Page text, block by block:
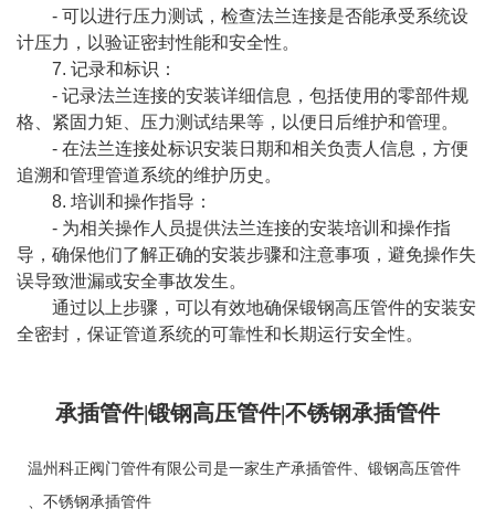
- 可以进行压力测试，检查法兰连接是否能承受系统设
计压力，以验证密封性能和安全性。
7. 记录和标识：
- 记录法兰连接的安装详细信息，包括使用的零部件规
格、紧固力矩、压力测试结果等，以便日后维护和管理。
- 在法兰连接处标识安装日期和相关负责人信息，方便
追溯和管理管道系统的维护历史。
8. 培训和操作指导：
- 为相关操作人员提供法兰连接的安装培训和操作指
导，确保他们了解正确的安装步骤和注意事项，避免操作失
误导致泄漏或安全事故发生。
通过以上步骤，可以有效地确保锻钢高压管件的安装安
全密封，保证管道系统的可靠性和长期运行安全性。
承插管件|锻钢高压管件|不锈钢承插管件
温州科正阀门管件有限公司是一家生产承插管件
锻钢高压管件
不锈钢承插管件